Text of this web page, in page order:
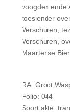
voogden ende
toesiender
Verschuren,
Verschuren,
Maartense
RA: Groot
Folio: 044
Soort akte: